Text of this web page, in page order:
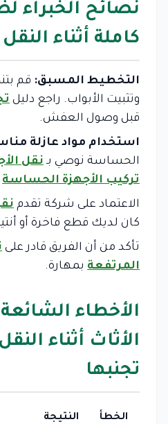
نصائح الخبراء
كاملة أثناء النقل
التخطيط المسبق: قم
وتثبيت الأبواب. راجع دليل
قبل وصول العفش.
استخدام مواد عازلة
الحساسة نوصي بـ نقل
تركيب الأجهزة الحساسة
الاعتماد على شركة تقدم
كان لديك قطع فاخرة أو
تأكد من أن الفريق قادر على
المرتفعة بمهارة.
الأخطاء
الأثاث أثناء
تجنبها
الخطأ النتيجة